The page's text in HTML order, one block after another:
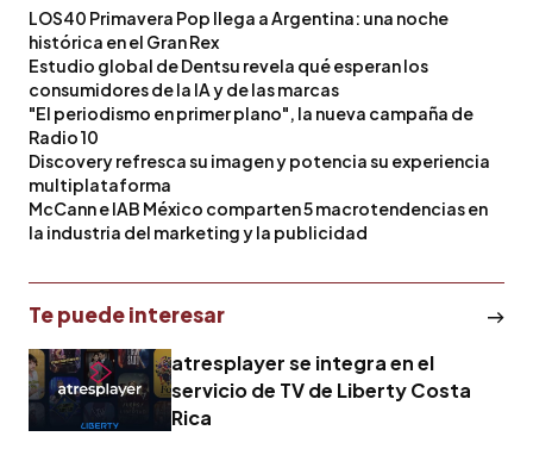
LOS40 Primavera Pop llega a Argentina: una noche
histórica en el Gran Rex
Estudio global de Dentsu revela qué esperan los
consumidores de la IA y de las marcas
"El periodismo en primer plano", la nueva campaña de
Radio 10
Discovery refresca su imagen y potencia su experiencia
multiplataforma
McCann e IAB México comparten 5 macrotendencias en
la industria del marketing y la publicidad
Te puede interesar
atresplayer se integra en el
servicio de TV de Liberty Costa
Rica